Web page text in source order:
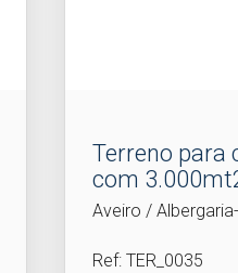
Terreno para
com
Aveiro /
Ref: TER_0035